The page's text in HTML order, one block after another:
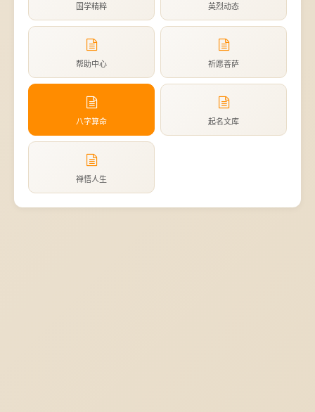
国学精粹 英烈动态
帮助中心 祈愿菩萨
八字算命 起名文库
禅悟人生